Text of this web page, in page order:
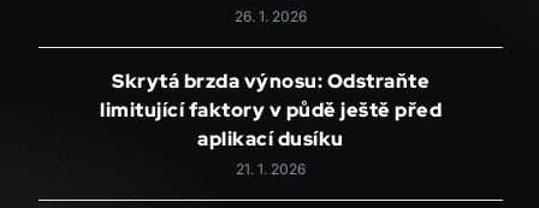
26. 1. 2026
Skrytá brzda výnosu: Odstraňte
limitující faktory v půdě ještě před
aplikací dusíku
21. 1. 2026